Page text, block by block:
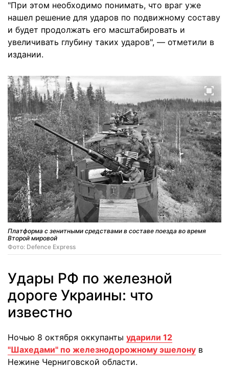
"При этом необходимо понимать, что враг уже
нашел решение для ударов по подвижному составу
и будет продолжать его масштабировать и
увеличивать глубину таких ударов", — отметили в
издании.
Платформа с зенитными средствами в составе поезда во время
Второй мировой
Фото: Defence Express
Удары РФ по железной
дороге Украины: что
известно
Ночью 8 октября оккупанты ударили 12
"Шахедами" по железнодорожному эшелону в
Нежине Черниговской области.